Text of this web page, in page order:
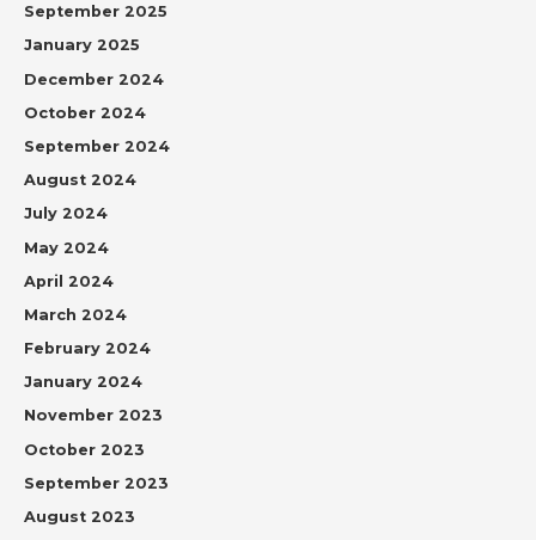
September 2025
January 2025
December 2024
October 2024
September 2024
August 2024
July 2024
May 2024
April 2024
March 2024
February 2024
January 2024
November 2023
October 2023
September 2023
August 2023